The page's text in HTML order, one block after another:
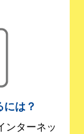
は？
ンターネッ